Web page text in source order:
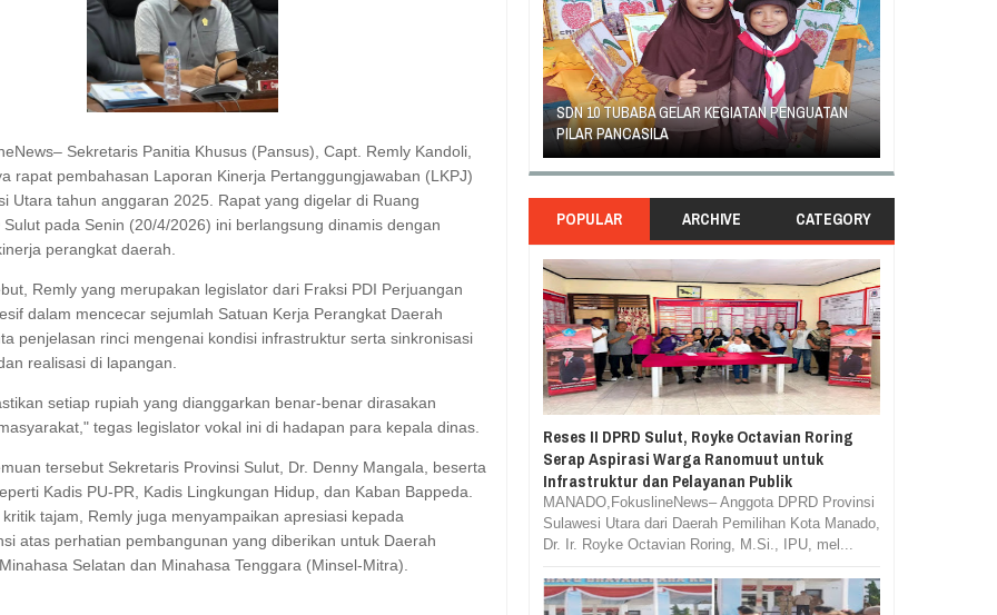
ASPIRASI WARGA MANEMBO-NEMBO
Sekretaris Panitia Khusus (Pansus), Capt. Remly Kandoli,
rapat pembahasan Laporan Kinerja Pertanggungjawaban (LKPJ)
Utara tahun anggaran 2025. Rapat yang digelar di Ruang
Sulut pada Senin (20/4/2026) ini berlangsung dinamis dengan
perangkat daerah.
Remly yang merupakan legislator dari Fraksi PDI Perjuangan
dalam mencecar sejumlah Satuan Kerja Perangkat Daerah
penjelasan rinci mengenai kondisi infrastruktur serta sinkronisasi
realisasi di lapangan.
setiap rupiah yang dianggarkan benar-benar dirasakan
tegas legislator vokal ini di hadapan para kepala dinas.
tersebut Sekretaris Provinsi Sulut, Dr. Denny Mangala, beserta
Kadis PU-PR, Kadis Lingkungan Hidup, dan Kaban Bappeda.
tajam, Remly juga menyampaikan apresiasi kepada
atas perhatian pembangunan yang diberikan untuk Daerah
Selatan dan Minahasa Tenggara (Minsel-Mitra).
TAHUN RI, SD GMIM 5
SEHAT PROGRAM
SDN 10 TUBABA GELAR KEGIATAN PENGUATAN
GEJOLAK PIHAK SEKOLAH SD INPRES KLABAT
DENGAN ORANG TUA MURID BERAKHIR DAMAI
POPULAR ARCHIVE CATEGORY
Reses II DPRD Sulut, Royke Octavian Roring
Serap Aspirasi Warga Ranomuut untuk
Infrastruktur dan Pelayanan Publik
MANADO,FokuslineNews– Anggota DPRD Provinsi
Sulawesi Utara dari Daerah Pemilihan Kota Manado,
Dr. Ir. Royke Octavian Roring, M.Si., IPU, mel...